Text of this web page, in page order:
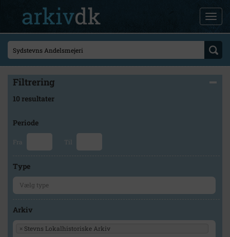
Filtrering
10 resultater
Periode
Fra Til
Type
Arkiv
× Stevns Lokalhistoriske Arkiv